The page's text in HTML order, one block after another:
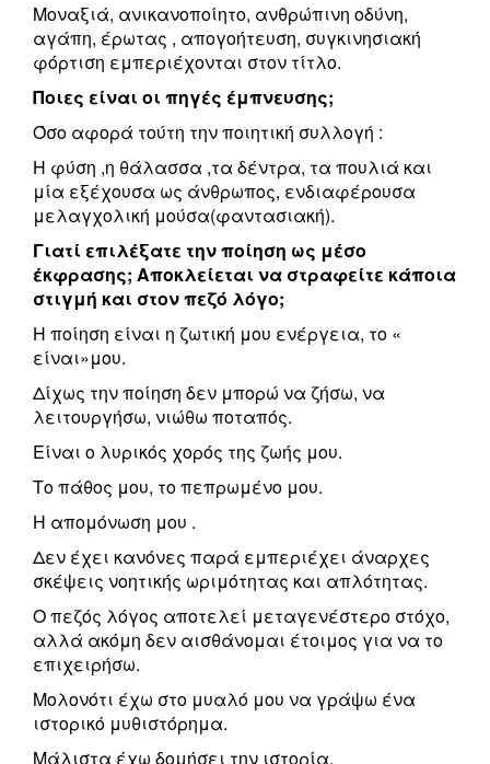
Μοναξιά, ανικανοποίητο, ανθρώπινη οδύνη,
αγάπη, έρωτας , απογοήτευση, συγκινησιακή
φόρτιση εμπεριέχονται στον τίτλο.
Ποιες είναι οι πηγές έμπνευσης;
Όσο αφορά τούτη την ποιητική συλλογή :
Η φύση ,η θάλασσα ,τα δέντρα, τα πουλιά και
μία εξέχουσα ως άνθρωπος, ενδιαφέρουσα
μελαγχολική μούσα(φαντασιακή).
Γιατί επιλέξατε την ποίηση ως μέσο
έκφρασης; Αποκλείεται να στραφείτε κάποια
στιγμή και στον πεζό λόγο;
Η ποίηση είναι η ζωτική μου ενέργεια, το «
είναι»μου.
Δίχως την ποίηση δεν μπορώ να ζήσω, να
λειτουργήσω, νιώθω ποταπός.
Είναι ο λυρικός χορός της ζωής μου.
Το πάθος μου, το πεπρωμένο μου.
Η απομόνωση μου .
Δεν έχει κανόνες παρά εμπεριέχει άναρχες
σκέψεις νοητικής ωριμότητας και απλότητας.
Ο πεζός λόγος αποτελεί μεταγενέστερο στόχο,
αλλά ακόμη δεν αισθάνομαι έτοιμος για να το
επιχειρήσω.
Μολονότι έχω στο μυαλό μου να γράψω ένα
ιστορικό μυθιστόρημα.
Μάλιστα έχω δομήσει την ιστορία.